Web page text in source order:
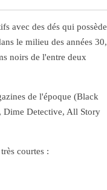
avec des dés qui possède
le milieu des années 30,
noirs de l'entre deux
de l'époque (Black
Dime Detective, All Story
courtes :